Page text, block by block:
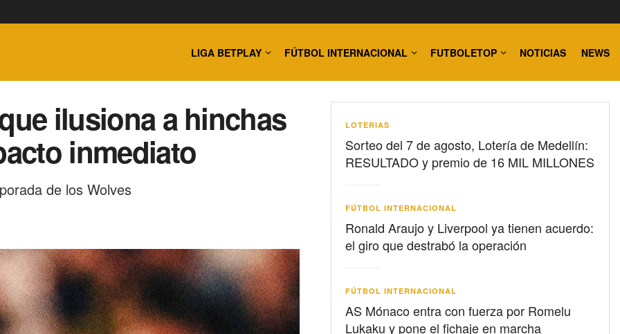
LIGA BETPLAY FÚTBOL INTERNACIONAL FUTBOLETOP NOTICIAS NEWS
ilusiona a hinchas
inmediato
de los Wolves
LOTERIAS
Sorteo del 7 de agosto, Lotería de Medellín:
RESULTADO y premio de 16 MIL MILLONES
FÚTBOL INTERNACIONAL
Ronald Araujo y Liverpool ya tienen acuerdo:
el giro que destrabó la operación
FÚTBOL INTERNACIONAL
AS Mónaco entra con fuerza por Romelu
Lukaku y pone el fichaje en marcha